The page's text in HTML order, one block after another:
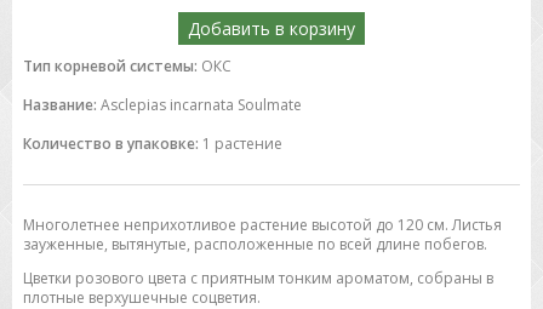
Добавить в корзину
Тип корневой системы: ОКС
Название: Asclepias incarnata Soulmate
Количество в упаковке: 1 растение
Многолетнее неприхотливое растение высотой до 120 см. Листья
зауженные, вытянутые, расположенные по всей длине побегов.
Цветки розового цвета с приятным тонким ароматом, собраны в
плотные верхушечные соцветия.